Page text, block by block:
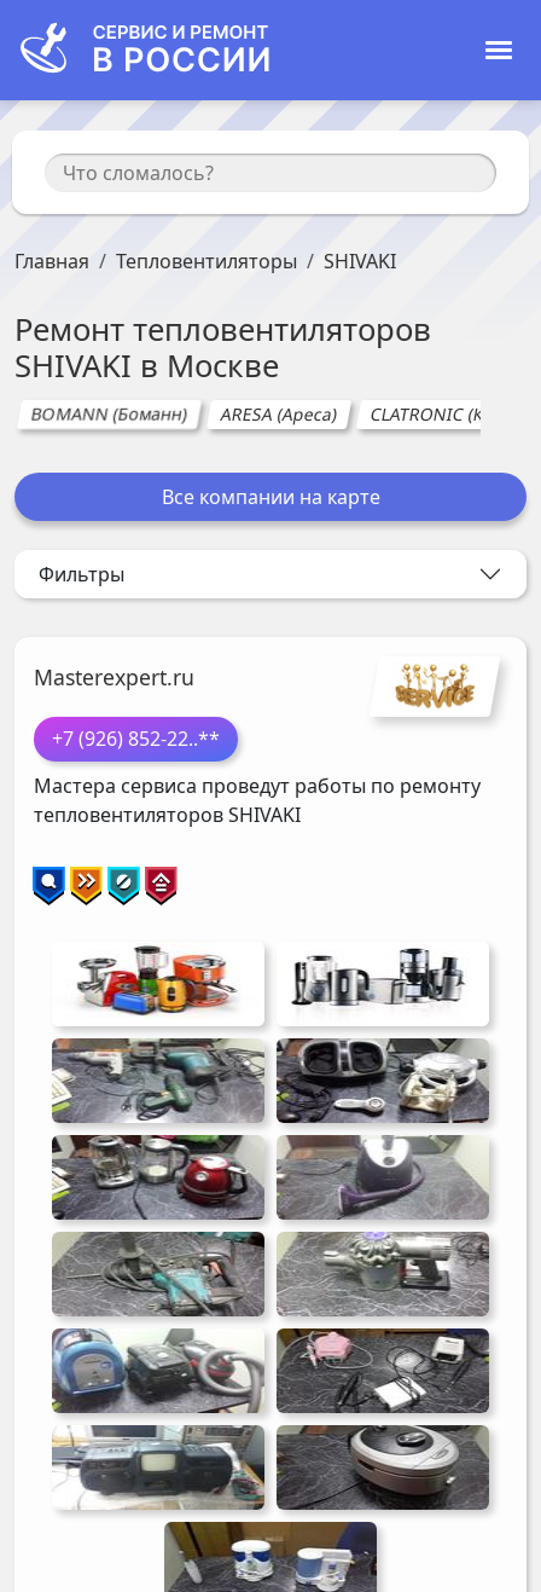
Главная Тепловентиляторы SHIVAKI
Ремонт тепловентиляторов
SHIVAKI в Москве
BOMANN (Боманн) ARESA (Ареса) CLATRONIC
Все компании на карте
Фильтры
Masterexpert.ru
+7 (926) 852-22..**
Мастера сервиса проведут работы по ремонту
тепловентиляторовSHIVAKI